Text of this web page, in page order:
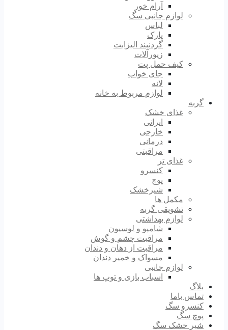
آرام خور
لوازم جانبی سگ
لباس
پارک
گردنبند الیزابت
زیورآلات
کیف حمل پت
جای خواب
لانه
لوازم مربوط به خانه
گربه
غذای خشک
ایرانی
خارجی
درمانی
مراقبتی
غذای تر
کنسرو
پوچ
شیرخشک
مکمل ها
تشویقی گربه
لوازم بهداشتی
شامپو و لوسیون
مراقبت چشم و گوش
مراقبت از دهان و دندان
مسواک و خمیر دندان
لوازم جانبی
اسباب بازی و توپ ها
بلاگ
تماس باما
کنسرو سگ
پوچ سگ
شیر خشک سگ